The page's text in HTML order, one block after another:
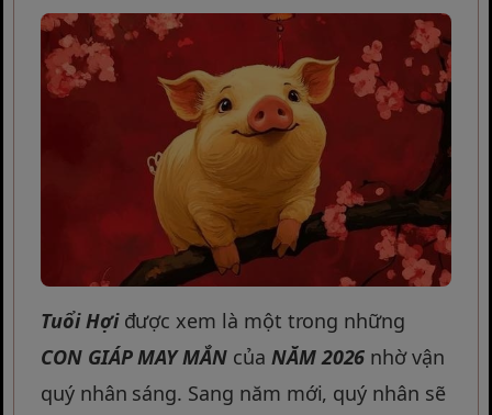
Tuổi Hợiđược xem là một trong những
CON GIÁP MAY MẮN của NĂM 2026 nhờ vận
quý nhân sáng. Sang năm mới, quý nhân sẽ